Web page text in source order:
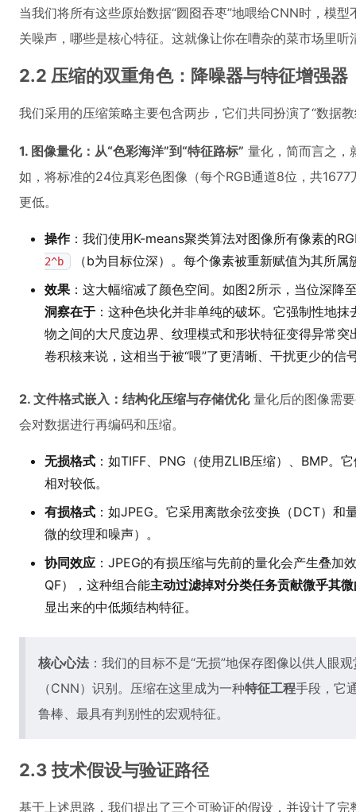
当我们将所有这些原始数据“囫囵吞枣”地喂给CNN时，模
关噪声，哪些是核心特征。这就像让你在嘈杂的菜市场里
2.2 压缩的双重角色：降噪器与特征增强器
我们采用的压缩策略主要包含两步，它们共同扮演了“数据
1. 图像量化：从“色彩海洋”到“特征路标” 量化，简而言之，
如，将标准的24位真彩色图像（每个RGB通道8位，共
更低。
操作：我们使用K-means聚类算法对图像所有像素的
2^b
（b为目标位深）。每个像素被重新赋值为其所属
效果 ：这大幅缩减了颜色空间。如图2所示，当位深降
洞察在于 ：这种色块化并非单纯的破坏。它强制性地
物之间的大尺度边界、纹理模式和形状特征变得异常
卷积核来说，这相当于被“喂”了更清晰、干扰更少的信
2. 文件格式嵌入：结构化压缩与存储优化量化后的图像需
会对数据进行再编码和压缩。
无损格式 ：如TIFF、PNG（使用ZLIB压缩）、BMP。
相对较低。
有损格式 ：如JPEG。它采用离散余弦变换（DCT）
微的纹理和噪声）。
协同效应 ：JPEG的有损压缩与先前的量化会产生叠加
QF），这种组合能主动过滤掉对分类任务贡献微乎其
显出来的中低频结构特征。
核心心法 ：我们的目标不是“无损”地保存图像以供人眼
（CNN）识别。压缩在这里成为一种特征工程手段，它
鲁棒、最具有判别性的宏观特征。
2.3 技术假设与验证路径
基于上述思路，我们提出了三个可验证的假设，并设计了完